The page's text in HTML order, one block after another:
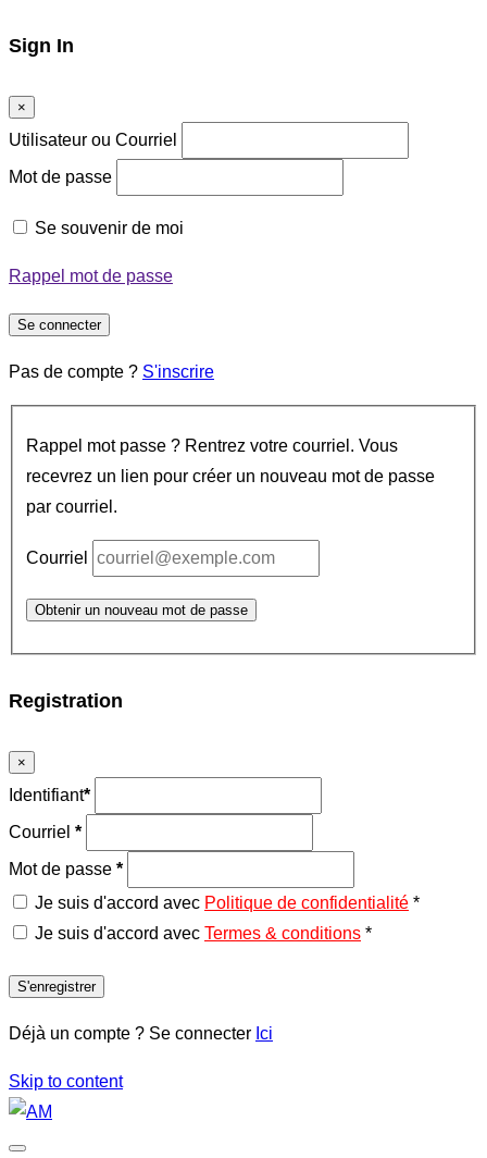
Sign In
×
Utilisateur ou Courriel
Mot de passe
Se souvenir de moi
Rappel mot de passe
Se connecter
Pas de compte ? S'inscrire
Rappel mot passe ? Rentrez votre courriel. Vous
recevrez un lien pour créer un nouveau mot de passe
par courriel.
Courriel
Obtenir un nouveau mot de passe
Registration
×
Identifiant*
Courriel *
Mot de passe *
Je suis d'accord avec Politique de confidentialité *
Je suis d'accord avec Termes & conditions *
S'enregistrer
Déjà un compte ? Se connecter Ici
Skip to content